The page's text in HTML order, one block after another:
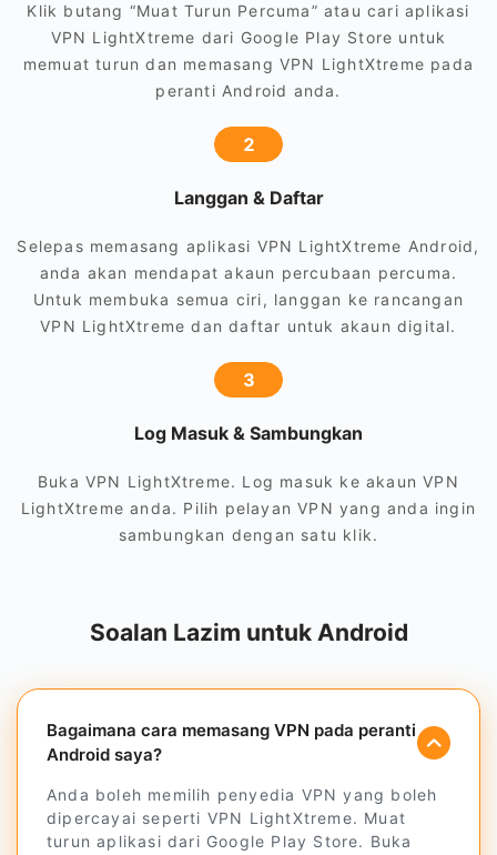
Klik butang “Muat Turun Percuma” atau cari aplikasi
VPN LightXtreme dari Google Play Store untuk
memuat turun dan memasang VPN LightXtreme pada
peranti Android anda.
2
Langgan & Daftar
Selepas memasang aplikasi VPN LightXtreme Android,
anda akan mendapat akaun percubaan percuma.
Untuk membuka semua ciri, langgan ke rancangan
VPN LightXtreme dan daftar untuk akaun digital.
3
Log Masuk & Sambungkan
Buka VPN LightXtreme. Log masuk ke akaun VPN
LightXtreme anda. Pilih pelayan VPN yang anda ingin
sambungkan dengan satu klik.
Soalan Lazim untuk Android
Bagaimana cara memasang VPN pada peranti
Android saya?
Anda boleh memilih penyedia VPN yang boleh
dipercayai seperti VPN LightXtreme. Muat
turun aplikasi dari Google Play Store. Buka